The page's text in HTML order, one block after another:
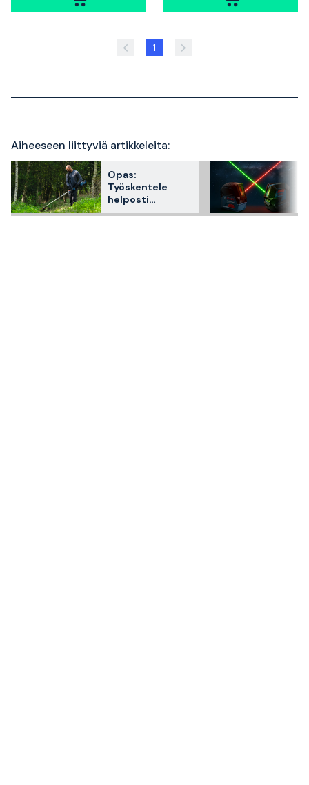
1
Aiheeseen liittyviä artikkeleita:
Opas:
Työskentele
helposti
akkukäyttöisesti